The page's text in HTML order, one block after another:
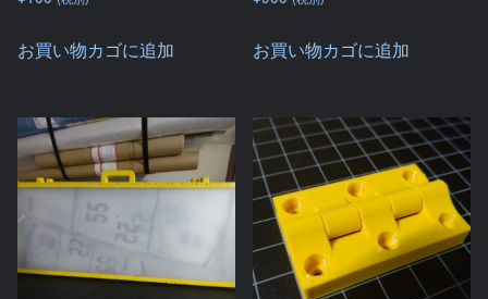
お買い物カゴに追加 お買い物カゴに追加